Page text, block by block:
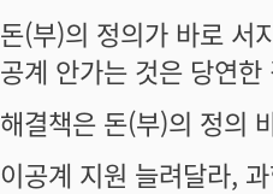
돈(부)의 정의가 바로 서
공계 안가는 것은 당연한
해결책은 돈(부)의 정의
이공계 지원 늘려달라,